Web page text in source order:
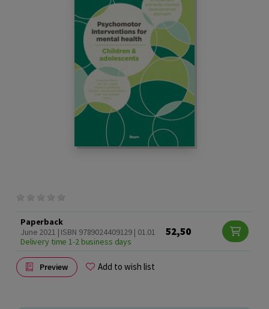
Paperback
June 2021 | ISBN 9789024409129 | 01.01
Delivery time 1-2 business days
52,50
Preview Add to wish list